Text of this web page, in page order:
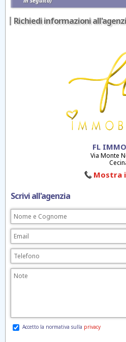
Richiedi informazioni
FL
Via Monte
Mostra
Scrivi all'agenzia
Accetto la normativa sulla privacy